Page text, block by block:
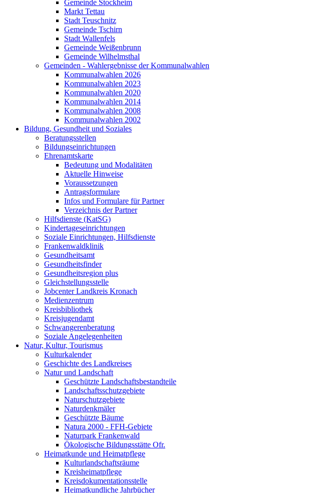
Gemeinde Stockheim
Markt Tettau
Stadt Teuschnitz
Gemeinde Tschirn
Stadt Wallenfels
Gemeinde Weißenbrunn
Gemeinde Wilhelmsthal
Gemeinden - Wahlergebnisse der Kommunalwahlen
Kommunalwahlen 2026
Kommunalwahlen 2023
Kommunalwahlen 2020
Kommunalwahlen 2014
Kommunalwahlen 2008
Kommunalwahlen 2002
Bildung, Gesundheit und Soziales
Beratungsstellen
Bildungseinrichtungen
Ehrenamtskarte
Bedeutung und Modalitäten
Aktuelle Hinweise
Voraussetzungen
Antragsformulare
Infos und Formulare für Partner
Verzeichnis der Partner
Hilfsdienste (KatSG)
Kindertageseinrichtungen
Soziale Einrichtungen, Hilfsdienste
Frankenwaldklinik
Gesundheitsamt
Gesundheitsfinder
Gesundheitsregion plus
Gleichstellungsstelle
Jobcenter Landkreis Kronach
Medienzentrum
Kreisbibliothek
Kreisjugendamt
Schwangerenberatung
Soziale Angelegenheiten
Natur, Kultur, Tourismus
Kulturkalender
Geschichte des Landkreises
Natur und Landschaft
Geschützte Landschaftsbestandteile
Landschaftsschutzgebiete
Naturschutzgebiete
Naturdenkmäler
Geschützte Bäume
Natura 2000 - FFH-Gebiete
Naturpark Frankenwald
Ökologische Bildungsstätte Ofr.
Heimatkunde und Heimatpflege
Kulturlandschaftsräume
Kreisheimatpflege
Kreisdokumentationsstelle
Heimatkundliche Jahrbücher